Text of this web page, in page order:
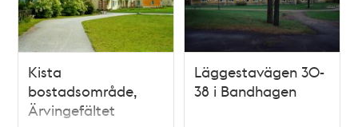
Kista
bostadsområde,
Ärvingefältet
Läggestavägen 30-
38 i Bandhagen